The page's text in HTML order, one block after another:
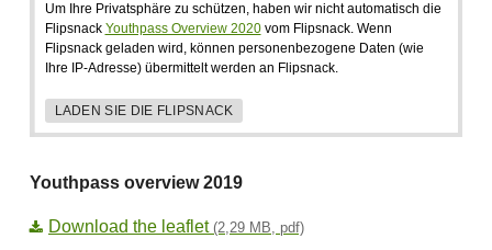
Um Ihre Privatsphäre zu schützen, haben wir nicht automatisch die
Flipsnack Youthpass Overview 2020vom Flipsnack. Wenn
Flipsnack geladen wird, können personenbezogene Daten (wie
Ihre IP-Adresse) übermittelt werden an Flipsnack.
LADEN SIE DIE FLIPSNACK
Youthpass overview 2019
Download the leaflet (2,29 MB, pdf)